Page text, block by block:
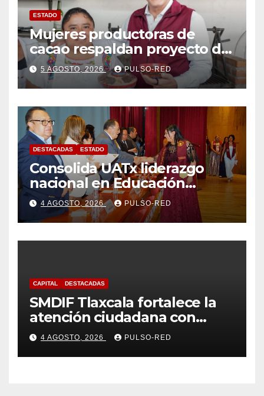
ESTADO
Mujeres productoras de
cacao respaldan proyecto de
Alfonso Sánchez García
rumbo a la Coordinación
Estatal de Morena
5 AGOSTO, 2026 PULSO-RED
DESTACADAS ESTADO
Consolida UATx liderazgo
nacional en Educación
Especial, Gerontología y
Ciencias de la Familia
4 AGOSTO, 2026 PULSO-RED
CAPITAL DESTACADAS
SMDIF Tlaxcala fortalece la
atención ciudadana con
servicios cercanos y espacios
dignos para las familias
4 AGOSTO, 2026 PULSO-RED